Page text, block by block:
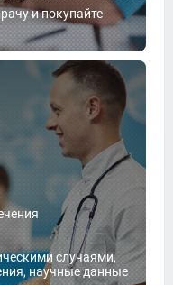
и покупайте
случаями,
научные данные